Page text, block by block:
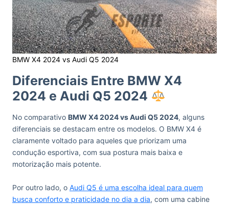
BMW X4 2024 vs Audi Q5 2024
Diferenciais Entre BMW X4
2024 e Audi Q5 2024
No comparativo BMW X4 2024 vs Audi Q5 2024, alguns
diferenciais se destacam entre os modelos. O BMW X4 é
claramente voltado para aqueles que priorizam uma
condução esportiva, com sua postura mais baixa e
motorização mais potente.
Por outro lado, o Audi Q5 é uma escolha ideal para quem
busca conforto e praticidade no dia a dia, com uma cabine